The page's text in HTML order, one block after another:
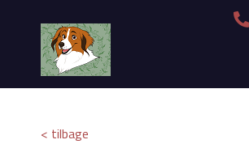
< tilbage